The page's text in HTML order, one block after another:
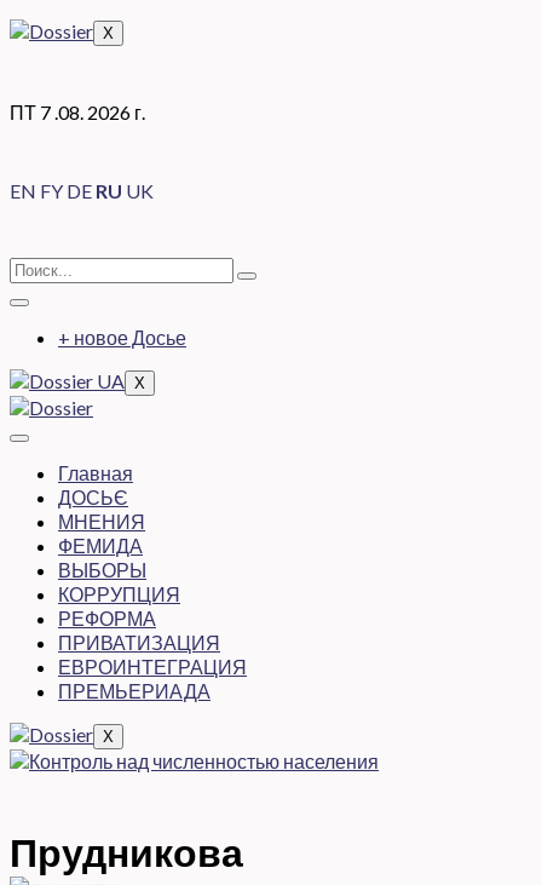
X
ПТ 7 .08. 2026 г.
EN FY DE RU UK
+ новое Досье
X
Главная
ДОСЬЄ
МНЕНИЯ
ФЕМИДА
ВЫБОРЫ
КОРРУПЦИЯ
РЕФОРМА
ПРИВАТИЗАЦИЯ
ЕВРОИНТЕГРАЦИЯ
ПРЕМЬЕРИАДА
X
Прудникова